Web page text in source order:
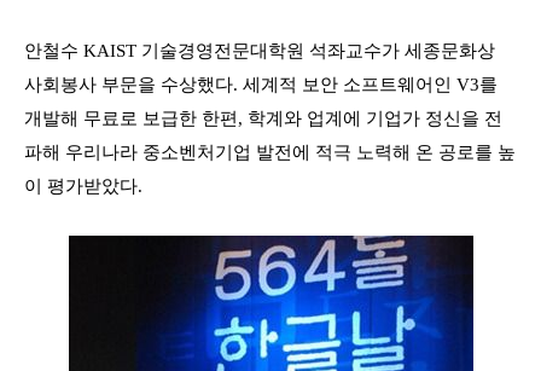
안철수 KAIST 기술경영전문대학원 석좌교수가 세종문화상
사회봉사 부문을 수상했다. 세계적 보안 소프트웨어인
V3를
개발해 무료로 보급한 한편 , 학계와 업계에 기업가 정신을 전
파해 우리나라 중소벤처기업 발전에 적극 노력해 온 공로를 높
이 평가받았다.